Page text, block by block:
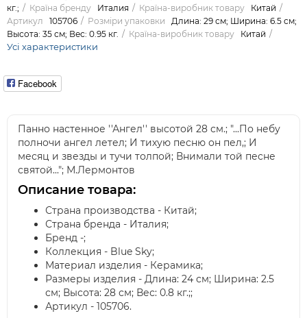
кг.;
Країна бренду Италия Країна-виробник товару
Китай
Артикул
105706 Розміри упаковки
Длина: 29 см; Ширина: 6.5 см;
Высота: 35 см; Вес: 0.95 кг.
Країна-виробник товару Китай
Усі характеристики
Facebook
Панно настенное ''Ангел'' высотой 28 см.; "...По небу
полночи ангел летел; И тихую песню он пел,; И
месяц и звезды и тучи толпой; Внимали той песне
святой..."; М.Лермонтов
Описание товара:
Страна производства - Китай;
Страна бренда - Италия;
Бренд -;
Коллекция - Blue Sky;
Материал изделия - Керамика;
Размеры изделия - Длина: 24 см; Ширина: 2.5
см; Высота: 28 см; Вес: 0.8 кг.;;
Артикул - 105706.